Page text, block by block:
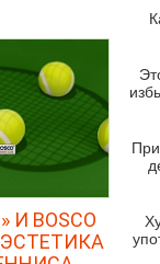
BOSCO
ЭСТЕТИКА